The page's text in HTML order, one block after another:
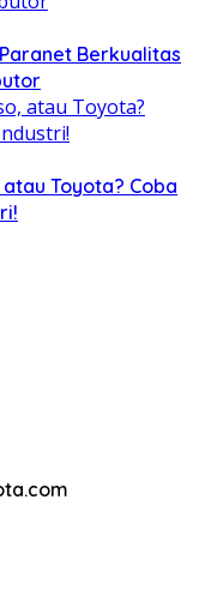
Berkualitas
atau Toyota? Coba